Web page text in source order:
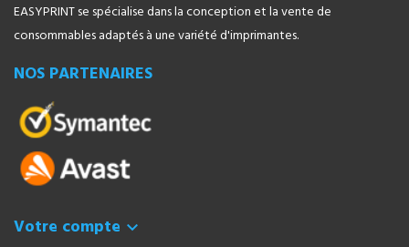
EASYPRINT se spécialise dans la conception et la vente de
consommables adaptés à une variété d'imprimantes.
NOS PARTENAIRES
Votre compte 